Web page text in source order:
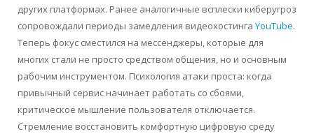
других платформах. Ранее аналогичные всплески киберугроз
сопровождали периоды замедления видеохостинга YouTube.
Теперь фокус сместился на мессенджеры, которые для
многих стали не просто средством общения, но и основным
рабочим инструментом. Психология атаки проста: когда
привычный сервис начинает работать со сбоями,
критическое мышление пользователя отключается.
Стремление восстановить комфортную цифровую среду